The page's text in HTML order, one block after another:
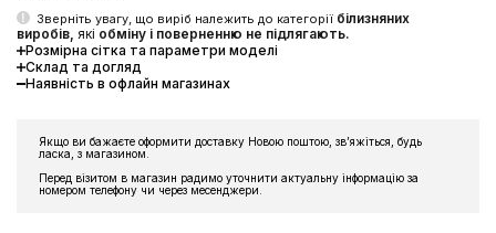
Зверніть увагу, що виріб належить до категорії білизняних
виробів, які обміну і поверненню не підлягають.
Розмірна сітка та параметри моделі
Склад та догляд
Наявність в офлайн магазинах
Якщо ви бажаєте оформити доставку Новою поштою, звʼяжіться, будь
ласка, з магазином.
Перед візитом в магазин радимо уточнити актуальну інформацію за
номером телефону чи через месенджери.
Підпишіться на розсилку та отримайте доступ до знижки та
ексклюзивних пропозицій бренду